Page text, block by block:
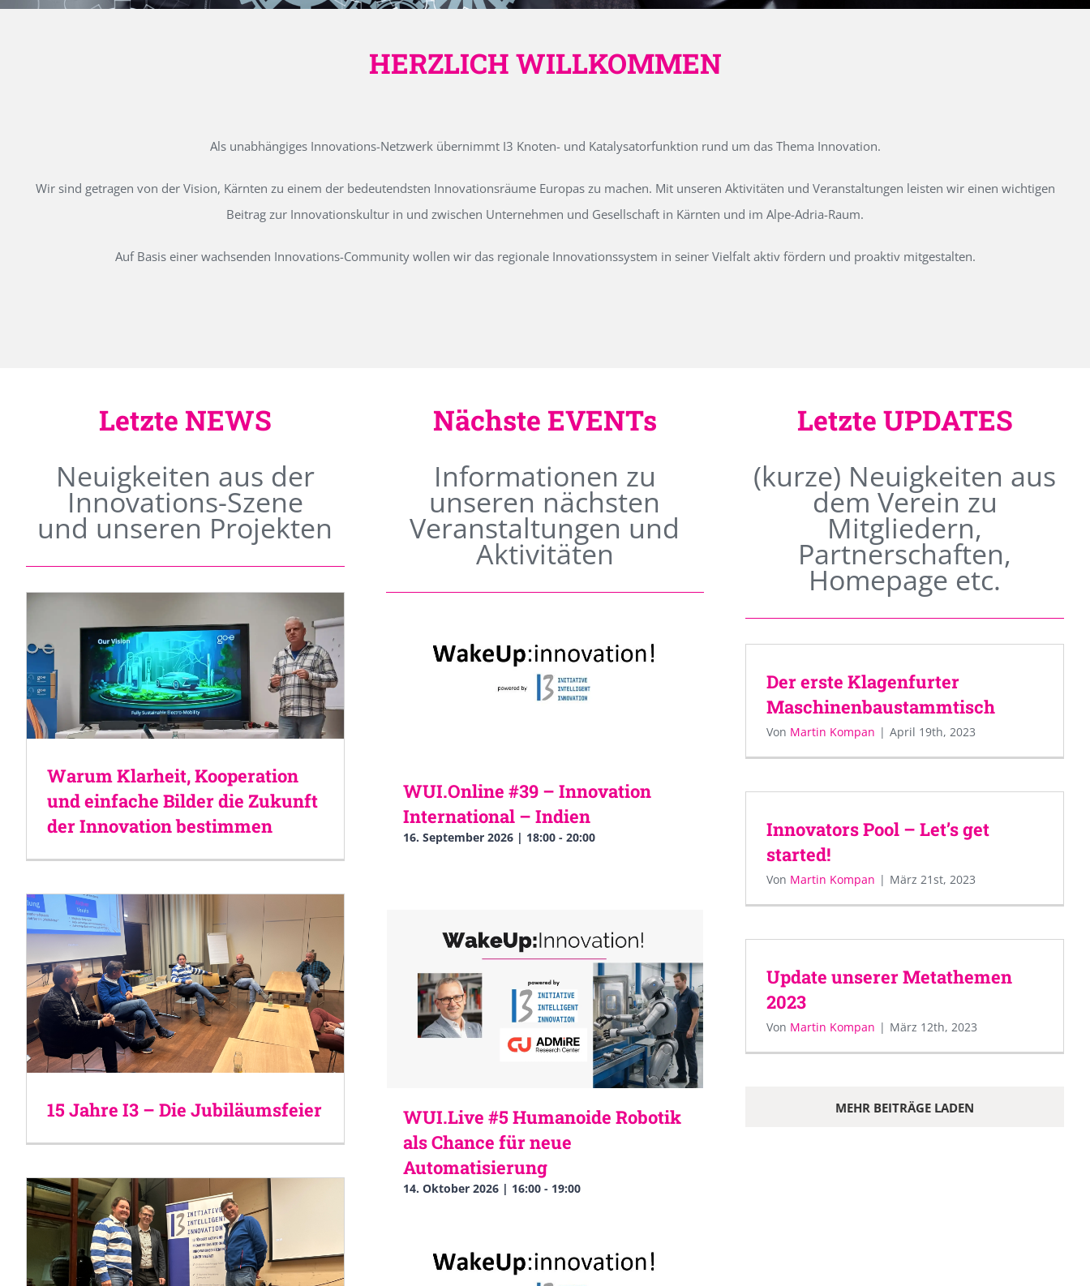
HERZLICH WILLKOMMEN
Als unabhängiges Innovations-Netzwerk übernimmt I3 Knoten- und Katalysatorfunktion rund um das Thema Innovation.
Wir sind getragen von der Vision, Kärnten zu einem der bedeutendsten Innovationsräume Europas zu machen. Mit unseren Aktivitäten und Veranstaltungen leisten wir einen wichtigen
Beitrag zur Innovationskultur in und zwischen Unternehmen und Gesellschaft in Kärnten und im Alpe-Adria-Raum.
Auf Basis einer wachsenden Innovations-Community wollen wir das regionale Innovationssystem in seiner Vielfalt aktiv fördern und proaktiv mitgestalten.
Letzte NEWS
Neuigkeiten aus der
Innovations-Szene
und unseren Projekten
Warum Klarheit, Kooperation
und einfache Bilder die Zukunft
der Innovation bestimmen
15 Jahre I3 – Die Jubiläumsfeier
Nächste EVENTs
Informationen zu
unseren nächsten
Veranstaltungen und
Aktivitäten
WUI.Online #39 – Innovation
International – Indien
16. September 2026 | 18:00- 20:00
WUI.Live #5 Humanoide Robotik
als Chance für neue
Automatisierung
14. Oktober 2026 | 16:00- 19:00
Letzte UPDATES
(kurze) Neuigkeiten aus
dem Verein zu
Mitgliedern,
Partnerschaften,
Homepage etc.
Der erste Klagenfurter
Maschinenbaustammtisch
Von Martin Kompan | April 19th, 2023
Innovators Pool – Let’s get
started!
Von Martin Kompan | März 21st, 2023
Update unserer Metathemen
2023
Von Martin Kompan | März 12th, 2023
MEHR BEITRÄGE LADEN